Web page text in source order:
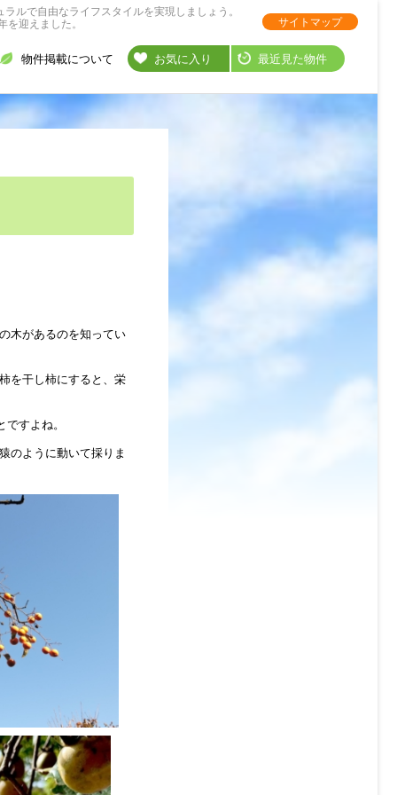
ルで自由なライフスタイルを実現しましょう。
迎えました。
サイトマップ
物件掲載について お気に入り 最近見た物件
木があるのを知ってい
を干し柿にすると、栄
すよね。
のように動いて採りま